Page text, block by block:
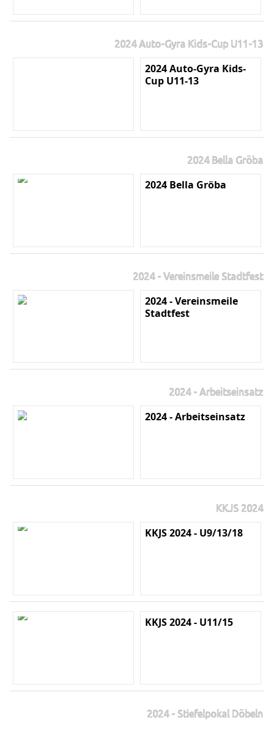
2024 Auto-Gyra Kids-Cup U11-13
2024 Auto-Gyra Kids-
Cup U11-13
2024 Bella Gröba
2024 Bella Gröba
2024 - Vereinsmeile Stadtfest
2024 - Vereinsmeile
Stadtfest
2024 - Arbeitseinsatz
2024 - Arbeitseinsatz
KKJS 2024
KKJS 2024 - U9/13/18
KKJS 2024 - U11/15
2024 - Stiefelpokal Döbeln